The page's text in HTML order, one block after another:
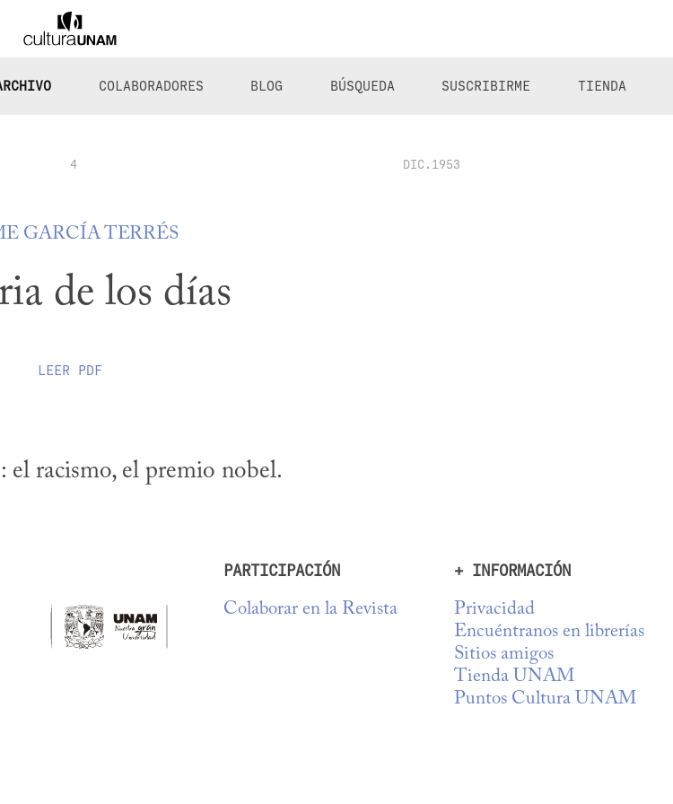
COLABORADORES BLOG BÚSQUEDA SUSCRIBIRME TIENDA
4 DIC.1953
GARCÍA TERRÉS
de los días
LEER PDF
el racismo, el premio nobel.
PARTICIPACIÓN
Colaborar en la Revista
+ INFORMACIÓN
Privacidad
Encuéntranos en librerías
Sitios amigos
Tienda UNAM
Puntos Cultura UNAM